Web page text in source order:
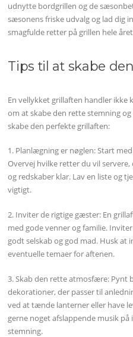
udnytte bordgrillen og de
sæsonens friske udvalg og lad dig
smagfulde retter på grillen hele
Tips til at skabe
En vellykket grillaften handler
om at skabe den rette stemning
skabe den perfekte grillaften:
1. Planlægning er nøglen: Start
Overvej hvilke retter du vil
og redskaber klar. Lav en liste og
vigtigt.
2. Inviter de rigtige gæster: En
med gode venner og familie.
godt selskab og god mad. Husk
eventuelle temaer for aftenen.
3. Skab den rette atmosfære: Pynt
dekorationer, der passer til
ved at tænde lanterner eller have
gerne noget afslappende musik
stemning.